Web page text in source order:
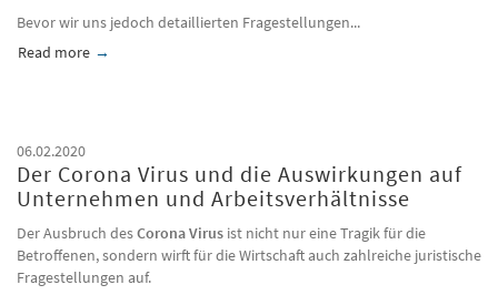
Bevor wir uns jedoch detaillierten Fragestellungen...
Read more about Der Corona Virus und die Auswirkungen auf
06.02.2020
Der Corona Virus und die Auswirkungen auf
Unternehmen und Arbeitsverhältnisse
Der Ausbruch desCorona Virus ist nicht nur eine Tragik für die
Betroffenen, sondern wirft für die Wirtschaft auch zahlreiche juristische
Fragestellungen auf.